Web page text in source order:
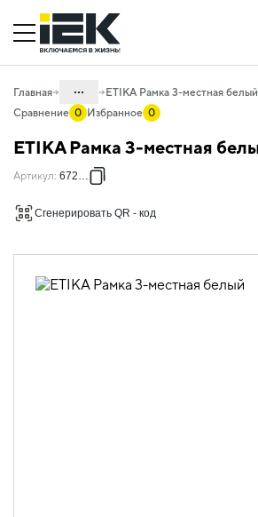
Главная ...
удлинители и силовые разъемы
06.01 Электроустановочные изделия
изделия скрытого монтажа ETIKA
06.01.13.12 Рамки пластиковые ETIKA
ETIKA Рамка 3-местная белый
Сравнение 0 Избранное 0
ETIKA Рамка 3-местная
Артикул: 672503
Сгенерировать QR - код